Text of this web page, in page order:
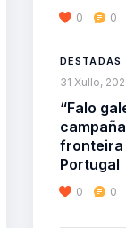
0 0
DESTADAS
31 Xullo,
“Falo
fronteira
Portugal
0 0